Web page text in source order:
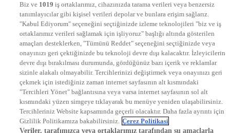
STAR
EURO STAR
KRAL POP TV
DYG Radyolar
NTV RADYO
KRAL FM
KRAL POP
EKSEN
VOYAGE
DYG Dijital
ntv.com.tr
ntvspor.net
secim.ntv.com.tr
startv.com.tr
Biz ve 1019 iş ortaklarımız, cihazınızda tarama verileri veya benzersiz
tanımlayıcılar gibi kişisel verileri depolar ve bunlara erişim sağlarız.
"Kabul Ediyorum" seçeneğini seçtiğinizde izleme teknolojileri "biz ve iş
ortaklarımız verileri sağlamak için işliyoruz" başlığı altında gösterilen
amaçları desteklerken, "Tümünü Reddet" seçeneğini seçtiğinizde veya
onayınızı geri çektiğinizde bu teknoloji devre dışı kalacaktır. İzleyicilerin
devre dışı bırakılması durumunda, gördüğünüz bazı içerik ve reklamlar
sizinle alakalı olmayabilir. Tercihlerinizi değiştirmek veya onayınızı geri
çekmek için istediğiniz zaman internet sayfasının alt kısmındaki
"Tercihleri Yönet" bağlantısına veya varsa internet sayfasının sol alt
kısmındaki yüzen simgeye tıklayarak bu menüye yeniden ulaşabilirsiniz.
Tercihleriniz Website kapsamında geçerli olacaktır. Daha fazla ayrıntı için
Gizlilik Politikamıza bakabilirsiniz. Çerez Politikasi
Veriler, tarafımızca veya ortaklarımız tarafından şu amaçlarla